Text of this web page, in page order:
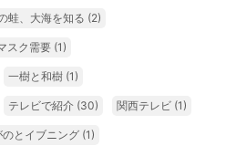
蛙、大海を知る (2)
スク需要 (1)
一樹と和樹 (1)
テレビで紹介 (30) 関西テレビ (1)
のとイブニング (1)